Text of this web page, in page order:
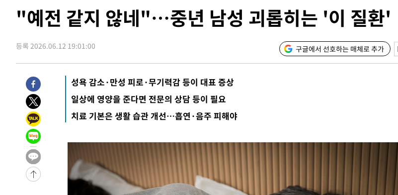
-17502초 전 >11시간 압수수색에 성접대 파문까지…'쑥대밭' 된 축구협회
병태 후임
-12882초 전 >[속보]국힘 윤리위, '돌려차기 발언' 진종오·서범수 징계 절차 개시
-8207초 전 >[속보] 7월 중국 수출 23.9%↑ 수입 27.5%↑…무역총액 25.3%↑
-5367초 전 >
[속보]'채상병 순직 책임' 임성근, 항소심도 징역 3년
-5233초 전 >
[속보]종합특검, '관저이전 봐주기 감사' 유병호 구속기소
-1833초 전 >
민주 콩고 에볼라환자 4천명 돌파, 4053명 발생 1850명 사망
-29719초 전 >
"낮 기온 소폭 하락"…수도권 폭염중대경보, 폭염경보로 하향
-29683초 전 >
선포
-29646초 전 >
[단독]중수청 지원 검사들, 정원 초과 시 낮은 계급 임용…희망지 못
갈 수도
-27617초 전 >
낮 최고 37도 찜통더위…곳곳 소나기·강원 많은 비[내일날씨]
-25923초 전 >
SK하이닉스, 용인·청주 팹에 54조 투자…"AI 메모리 수요 선제 대
여자배구 이재영·이다영 자매, 아제르바이잔 투란VC 입단
"예전 같지 않네"…중년 남성 괴롭히는 '이 질환'
등록 2026.06.12 19:01:00 구글에서 선호하는 매체로 추가
성욕 감소·만성 피로·무기력감 등이 대표 증상
일상에 영양을 준다면 전문의 상담 등이 필요
치료 기본은 생활 습관 개선…흡연·음주 피해야